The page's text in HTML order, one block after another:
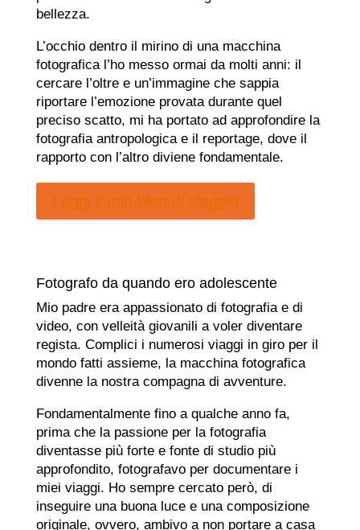
bellezza.
L’occhio dentro il mirino di una macchina
fotografica l’ho messo ormai da molti anni: il
cercare l’oltre e un’immagine che sappia
riportare l’emozione provata durante quel
preciso scatto, mi ha portato ad approfondire la
fotografia antropologica e il reportage, dove il
rapporto con l’altro diviene fondamentale.
Leggi il mio blog di viaggio
Fotografo da quando ero adolescente
Mio padre era appassionato di fotografia e di
video, con velleità giovanili a voler diventare
regista. Complici i numerosi viaggi in giro per il
mondo fatti assieme, la macchina fotografica
divenne la nostra compagna di avventure.
Fondamentalmente fino a qualche anno fa,
prima che la passione per la fotografia
diventasse più forte e fonte di studio più
approfondito, fotografavo per documentare i
miei viaggi. Ho sempre cercato però, di
inseguire una buona luce e una composizione
originale, ovvero, ambivo a non portare a casa